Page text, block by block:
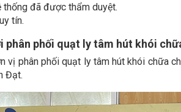
thống đã được thẩm duyệt.
tín.
phân phối quạt ly tâm hút khói
vị phân phối quạt ly tâm hút khói chữa
Đạt.